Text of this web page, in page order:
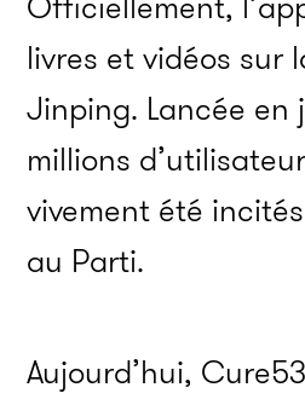
livres et vidéos sur
Jinping. Lancée en
millions
vivement été
au Parti.
Aujourd’hui,